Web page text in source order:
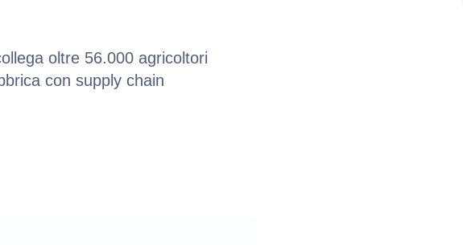
oltre 56.000 agricoltori
con supply chain